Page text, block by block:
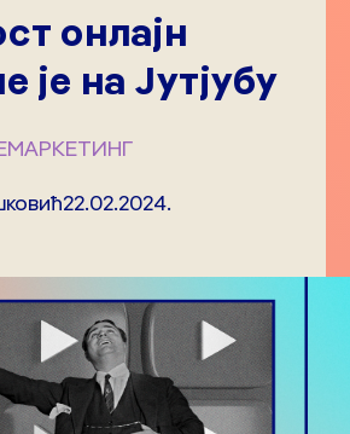
онлајн
је на Јутјубу
МАРКЕТИНГ
22.02.2024.